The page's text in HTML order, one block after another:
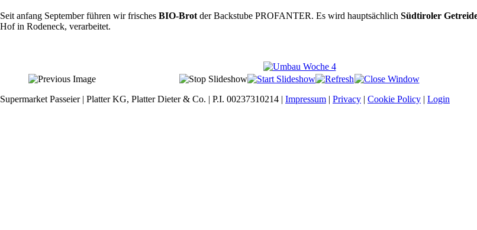
Seit anfang September führen wir frisches BIO-Brotder Backstube PROFANTER. Es wird hauptsächlich Südtiroler
Hof in Rodeneck, verarbeitet.
Supermarket Passeier | Platter KG, Platter Dieter & Co. | P.I. 00237310214 | Impressum | Privacy | Cookie Policy | Login